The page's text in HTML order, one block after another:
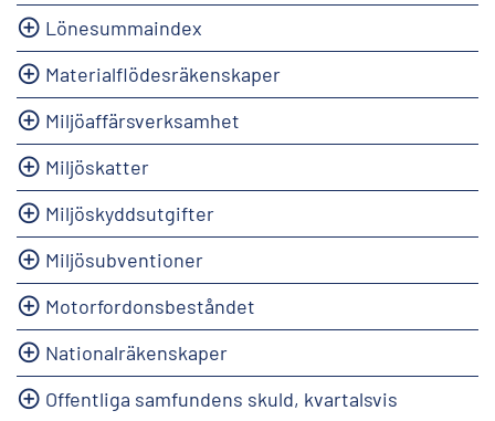
Lönesummaindex
Materialflödesräkenskaper
Miljöaffärsverksamhet
Miljöskatter
Miljöskyddsutgifter
Miljösubventioner
Motorfordonsbeståndet
Nationalräkenskaper
Offentliga samfundens skuld, kvartalsvis